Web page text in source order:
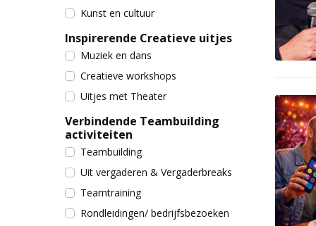
Kunst en cultuur
Inspirerende Creatieve uitjes
Muziek en dans
Creatieve workshops
Uitjes met Theater
Verbindende Teambuilding
activiteiten
Teambuilding
Uit vergaderen & Vergaderbreaks
Teamtraining
Rondleidingen/ bedrijfsbezoeken